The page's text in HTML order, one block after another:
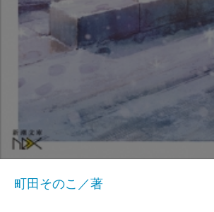
町田そのこ／著